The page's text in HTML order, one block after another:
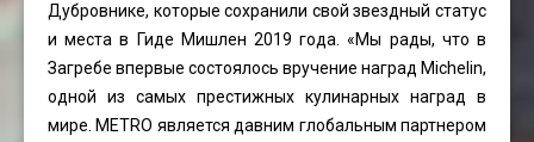
Дубровнике, которые сохранили свой звездный статус
и места в Гиде Мишлен 2019 года. «Мы рады, что в
Загребе впервые состоялось вручение наград Michelin,
одной из самых престижных кулинарных наград в
мире. METRO является давним глобальным партнером